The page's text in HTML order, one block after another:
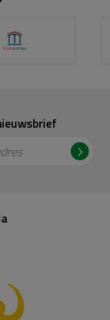
beetjes helpen.